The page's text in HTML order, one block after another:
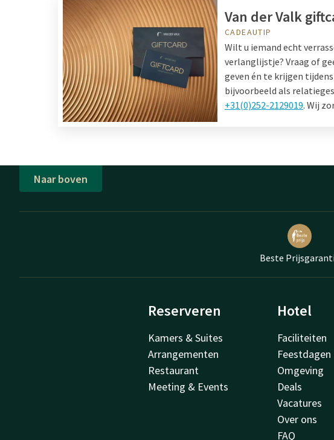
Van der Valk
CADEAUTIP
Wilt u iemand echt
verlanglijstje? Vraag of
geven én te krijgen
bijvoorbeeld als
+31(0)252-2129019. Wij
Naar boven
Beste
Reserveren
Kamers & Suites
Arrangementen
Restaurant
Meeting & Events
Hotel
Faciliteiten
Feestdagen
Omgeving
Deals
Vacatures
Over ons
FAQ